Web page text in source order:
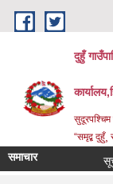
Skip to main content
दुहुँ
“समृद्ब दुहुँ¸
समाचार सूचना